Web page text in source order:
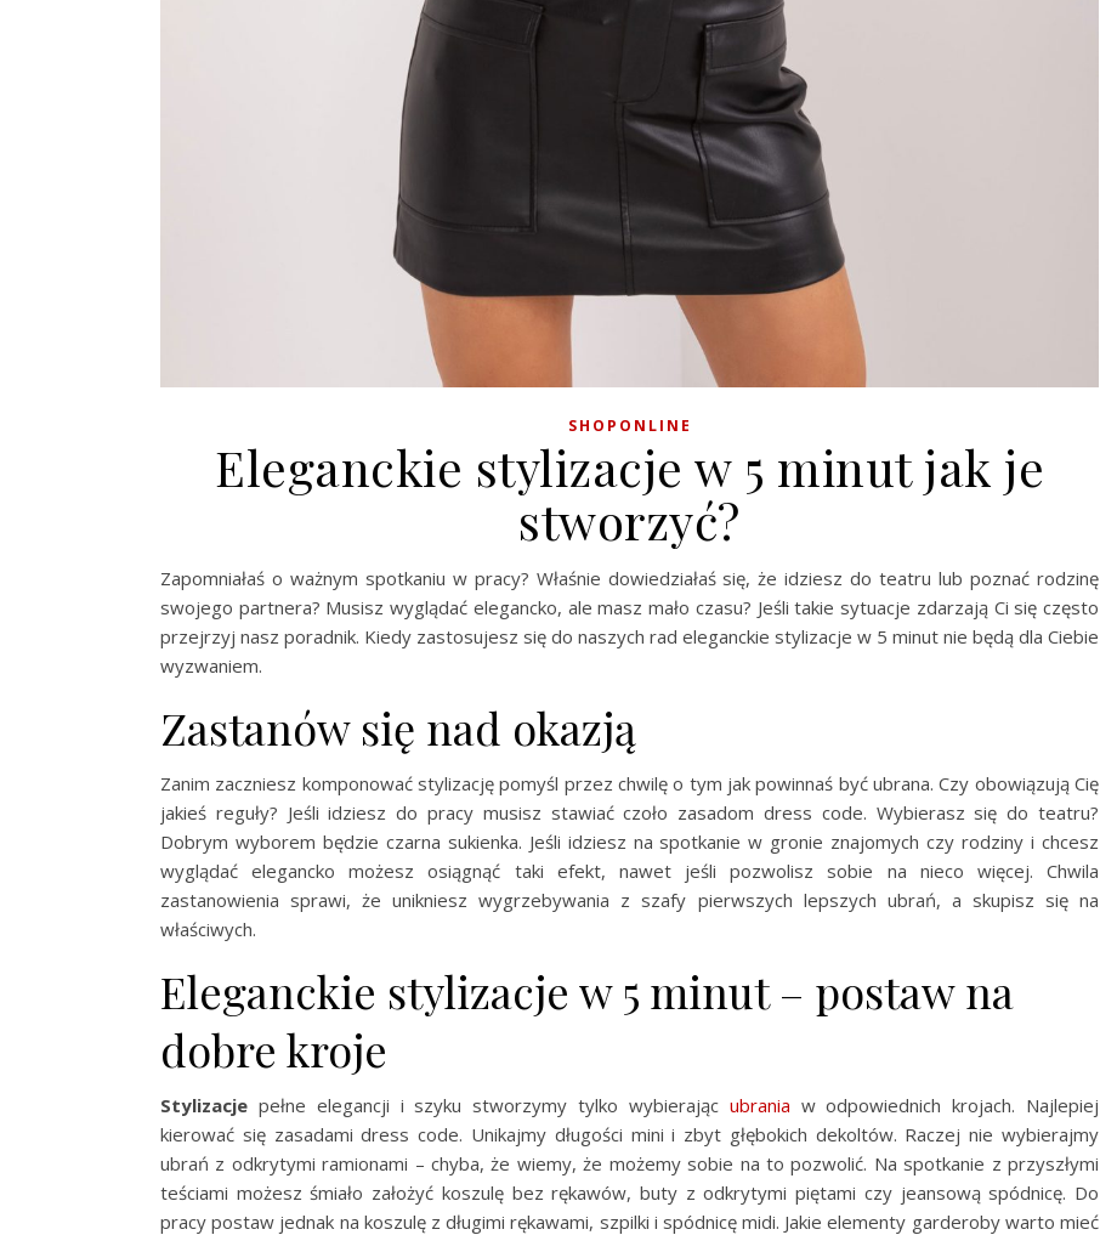
SHOPONLINE
Eleganckie stylizacje w 5 minut jak je
stworzyć?
Zapomniałaś o ważnym spotkaniu w pracy? Właśnie dowiedziałaś się, że idziesz do teatru lub poznać rodzinę
swojego partnera? Musisz wyglądać elegancko, ale masz mało czasu? Jeśli takie sytuacje zdarzają Ci się często
przejrzyj nasz poradnik. Kiedy zastosujesz się do naszych rad eleganckie stylizacje w 5 minut nie będą dla Ciebie
wyzwaniem.
Zastanów się nad okazją
Zanim zaczniesz komponować stylizację pomyśl przez chwilę o tym jak powinnaś być ubrana. Czy obowiązują Cię
jakieś reguły? Jeśli idziesz do pracy musisz stawiać czoło zasadom dress code. Wybierasz się do teatru?
Dobrym wyborem będzie czarna sukienka. Jeśli idziesz na spotkanie w gronie znajomych czy rodziny i chcesz
wyglądać elegancko możesz osiągnąć taki efekt, nawet jeśli pozwolisz sobie na nieco więcej. Chwila
zastanowienia sprawi, że unikniesz wygrzebywania z szafy pierwszych lepszych ubrań, a skupisz się na
właściwych.
Eleganckie stylizacje w 5 minut – postaw na
dobre kroje
Stylizacje pełne elegancji i szyku stworzymy tylko wybierając ubrania w odpowiednich krojach. Najlepiej
kierować się zasadami dress code. Unikajmy długości mini i zbyt głębokich dekoltów. Raczej nie wybierajmy
ubrań z odkrytymi ramionami – chyba, że wiemy, że możemy sobie na to pozwolić. Na spotkanie z przyszłymi
teściami możesz śmiało założyć koszulę bez rękawów, buty z odkrytymi piętami czy jeansową spódnicę. Do
pracy postaw jednak na koszulę z długimi rękawami, szpilki i spódnicę midi. Jakie elementy garderoby warto mieć